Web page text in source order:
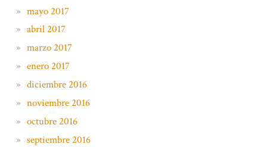
mayo 2017
abril 2017
marzo 2017
enero 2017
diciembre 2016
noviembre 2016
octubre 2016
septiembre 2016